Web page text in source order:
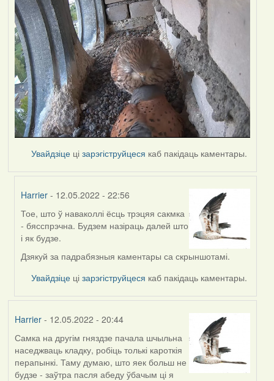
Увайдзіце цізарэгіструйцеся каб пакідаць каментары.
Harrier - 12.05.2022 - 22:56
In
reply
to
by
Тое, што ў наваколлі ёсць трэцяя сакмка
- бясспрэчна. Будзем назіраць далей што
і як будзе.
Дзякуй за падрабязныя каментары са скрыншотамі.
Увайдзіце цізарэгіструйцеся каб пакідаць каментары.
Harrier- 12.05.2022 - 20:44
Самка на другім гняздзе пачала шчыльна
наседжваць кладку, робіць толькі кароткія
перапынкі. Таму думаю, што яек больш не
будзе - заўтра пасля абеду ўбачым ці я